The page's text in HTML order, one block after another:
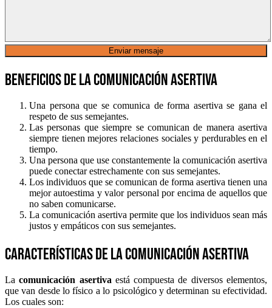
Beneficios de la comunicación asertiva
Una persona que se comunica de forma asertiva se gana el
respeto de sus semejantes.
Las personas que siempre se comunican de manera asertiva
siempre tienen mejores relaciones sociales y perdurables en el
tiempo.
Una persona que use constantemente la comunicación asertiva
puede conectar estrechamente con sus semejantes.
Los individuos que se comunican de forma asertiva tienen una
mejor autoestima y valor personal por encima de aquellos que
no saben comunicarse.
La comunicación asertiva permite que los individuos sean más
justos y empáticos con sus semejantes.
Características de la comunicación asertiva
Lacomunicación asertivaestá compuesta de diversos elementos,
que van desde lo físico a lo psicológico y determinan su efectividad.
Los cuales son: